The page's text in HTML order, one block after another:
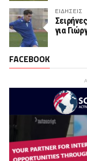
ΕΙΔΗΣΕΙΣ
για
FACEBOOK